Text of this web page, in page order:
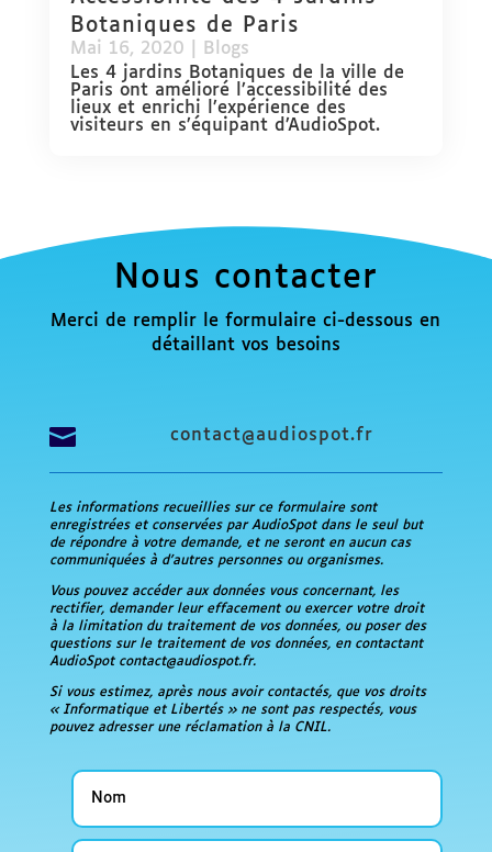
Botaniques de Paris
Mai 16, 2020
Blogs
Les 4 jardins Botaniques de la ville de
Paris ont amélioré l’accessibilité des
lieux et enrichi l’expérience des
visiteurs en s’équipant d’AudioSpot.
Nous contacter
Merci de remplir le formulaire ci-dessous en
détaillant vos besoins
 contact@audiospot.fr
Les informations recueillies sur ce formulaire sont
enregistrées et conservées par AudioSpot dans le seul but
de répondre à votre demande, et ne seront en aucun cas
communiquées à d’autres personnes ou organismes.
Vous pouvez accéder aux données vous concernant, les
rectifier, demander leur effacement ou exercer votre droit
à la limitation du traitement de vos données, ou poser des
questions sur le traitement de vos données, en contactant
AudioSpot contact@audiospot.fr.
Si vous estimez, après nous avoir contactés, que vos droits
« Informatique et Libertés » ne sont pas respectés, vous
pouvez adresser une réclamation à la CNIL.
Nom